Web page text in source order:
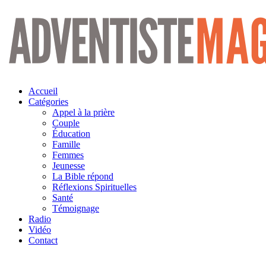
Aller
contenu
Accueil
Catégories
Appel à la prière
Couple
Éducation
Famille
Femmes
Jeunesse
La Bible répond
Réflexions Spirituelles
Santé
Témoignage
Radio
Vidéo
Contact